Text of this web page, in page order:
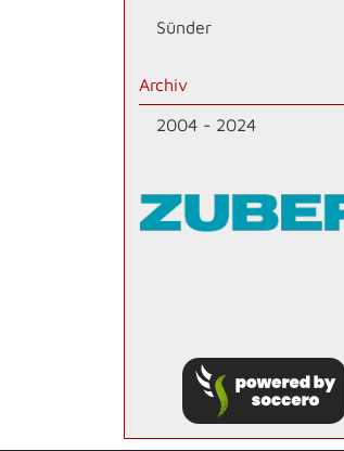
Sünder
Archiv
2004 - 2024